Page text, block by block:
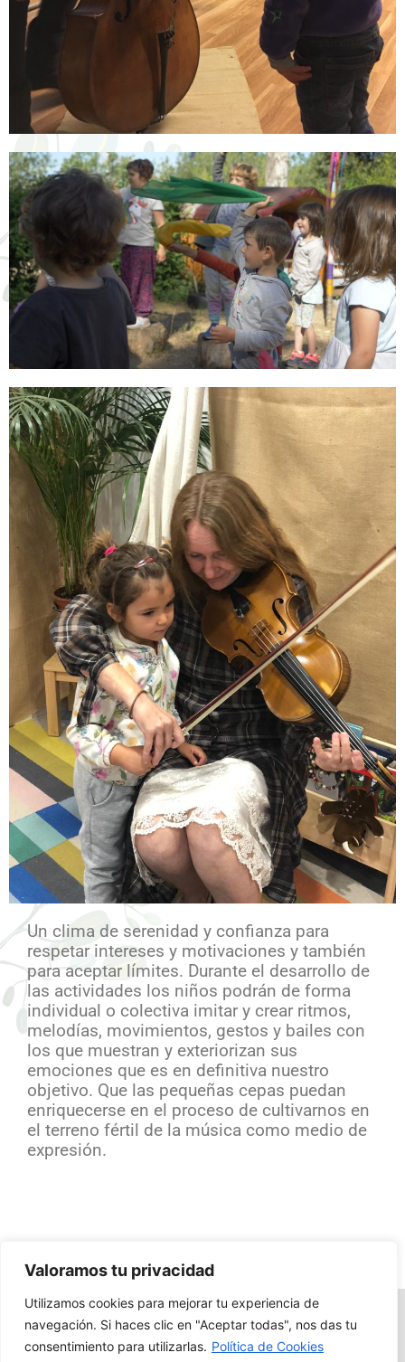
Valoramos tu privacidad
Utilizamos cookies para mejorar tu experiencia de
navegación. Si haces clic en "Aceptar todas", nos das tu
consentimiento para utilizarlas. Política de Cookies
Un clima de serenidad y confianza para
respetar intereses y motivaciones y también
para aceptar límites. Durante el desarrollo de
las actividades los niños podrán de forma
individual o colectiva imitar y crear ritmos,
melodías, movimientos, gestos y bailes con
los que muestran y exteriorizan sus
emociones que es en definitiva nuestro
objetivo. Que las pequeñas cepas puedan
enriquecerse en el proceso de cultivarnos en
el terreno fértil de la música como medio de
expresión.
© Proyecto Educativo El Majuelo | Calle Enrique León, 43 47011
Valladolid |Política de privacidad|Política de cookies|Aviso legal